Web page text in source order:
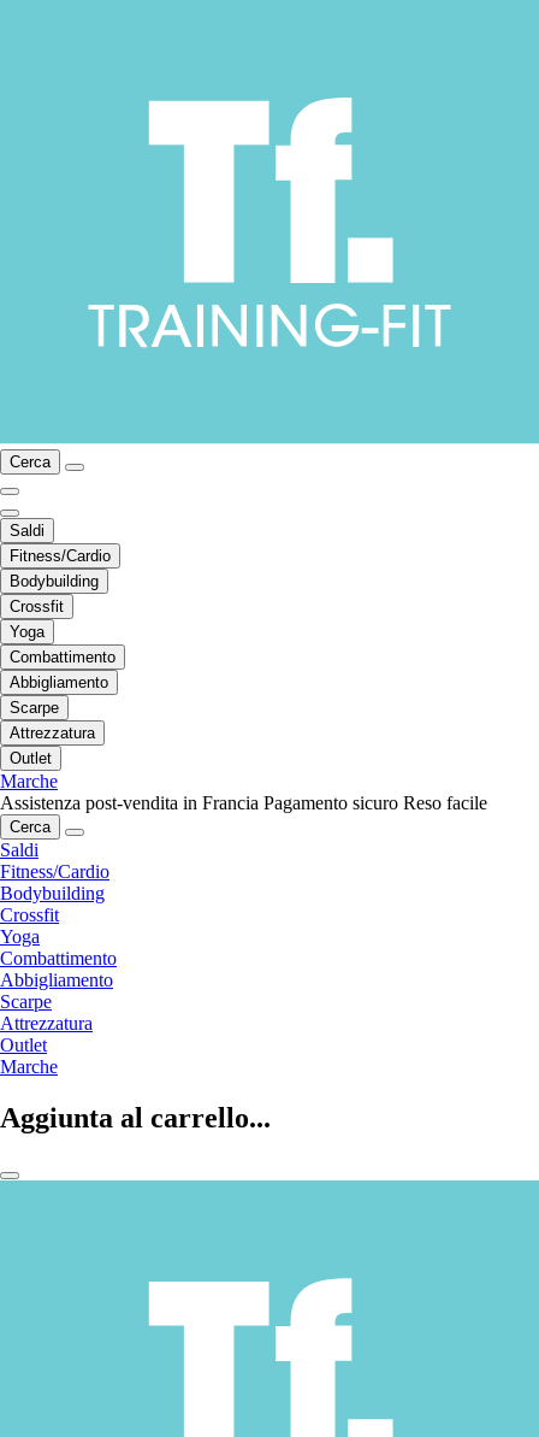
Cerca
Saldi
Fitness/Cardio
Bodybuilding
Crossfit
Yoga
Combattimento
Abbigliamento
Scarpe
Attrezzatura
Outlet
Marche
Assistenza post-vendita in Francia Pagamento sicuro Reso facile
Cerca
Saldi
Fitness/Cardio
Bodybuilding
Crossfit
Yoga
Combattimento
Abbigliamento
Scarpe
Attrezzatura
Outlet
Marche
Aggiunta al carrello...